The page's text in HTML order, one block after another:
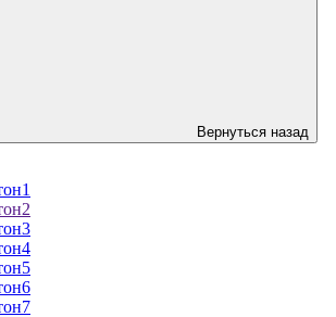
Вернуться назад